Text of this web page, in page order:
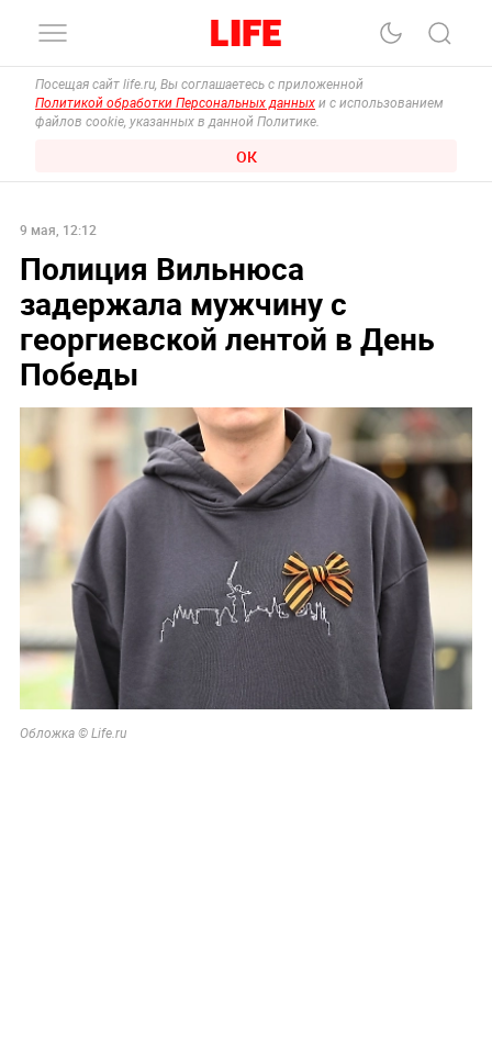
Посещая сайт life.ru, Вы соглашаетесь с приложенной
Политикой обработки Персональных данных и с использованием
файлов cookie, указанных в данной Политике.
ОК
9 мая, 12:12
Полиция Вильнюса
задержала мужчину с
георгиевской лентой в День
Победы
Обложка © Life.ru